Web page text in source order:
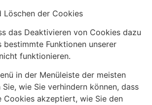
Löschen der Cookies
das Deaktivieren von Cookies dazu
bestimmte Funktionen unserer
funktionieren.
in der Menüleiste der meisten
wie Sie verhindern können, dass
Cookies akzeptiert, wie Sie den